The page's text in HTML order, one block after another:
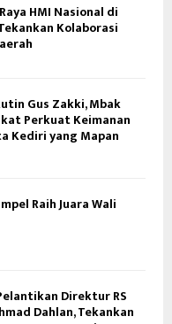
HMI Nasional di
Kolaborasi
Gus Zakki, Mbak
Perkuat Keimanan
Kediri yang Mapan
Raih Juara Wali
Direktur RS
Dahlan, Tekankan